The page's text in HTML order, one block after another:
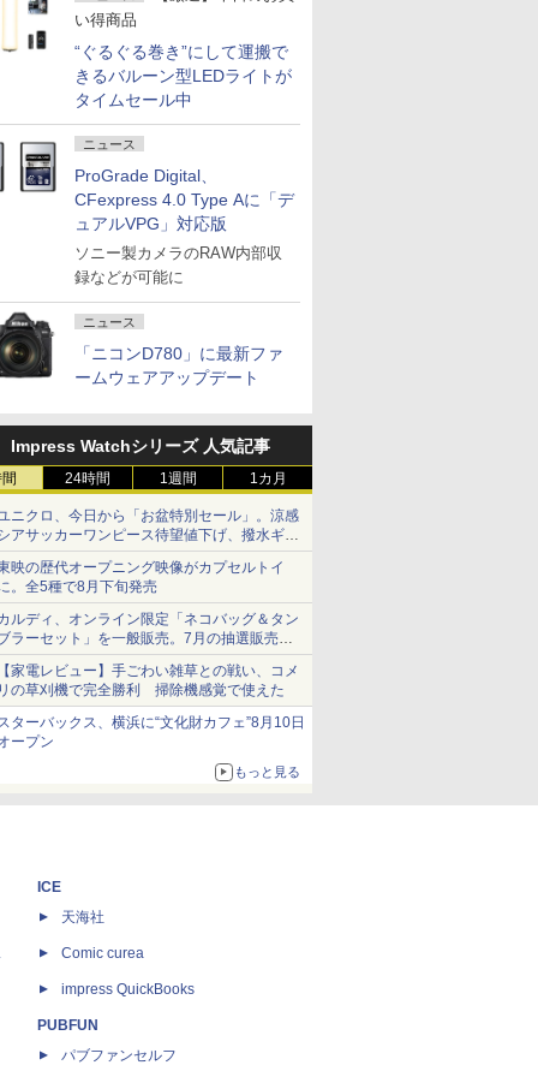
い得商品
“ぐるぐる巻き”にして運搬で
きるバルーン型LEDライトが
タイムセール中
ニュース
ProGrade Digital、
CFexpress 4.0 Type Aに「デ
ュアルVPG」対応版
ソニー製カメラのRAW内部収
録などが可能に
ニュース
「ニコンD780」に最新ファ
ームウェアアップデート
Impress Watchシリーズ 人気記事
24時間 1週間 1カ月
ニクロ、今日から「お盆特別セール」。涼感
アサッカーワンピース待望値下げ、撥水ギア
ョーツは1990円に
映の歴代オープニング映像がカプセルトイ
。全5種で8月下旬発売
ルディ、オンライン限定「ネコバッグ＆タン
ラーセット」を一般販売。7月の抽選販売の
選無効分
家電レビュー】手ごわい雑草との戦い、コメ
の草刈機で完全勝利 掃除機感覚で使えた
ターバックス、横浜に“文化財カフェ”8月10日
ープン
もっと見る
ICE
天海社
Comic curea
impress QuickBooks
PUBFUN
パブファンセルフ